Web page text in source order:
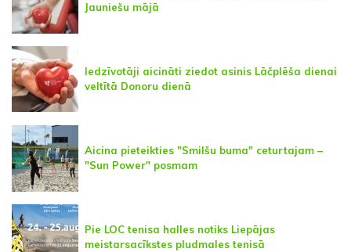
Jauniešu mājā
Iedzīvotāji aicināti ziedot asinis Lāčplēša dienai
veltītā Donoru dienā
Aicina pieteikties "Smilšu buma" ceturtajam –
"Sun Power" posmam
Pie LOC tenisa halles notiks Liepājas
meistarsacīkstes pludmales tenisā